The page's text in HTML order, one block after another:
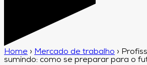
Home › Mercado de trabalho ›
sumindo: como se preparar para o